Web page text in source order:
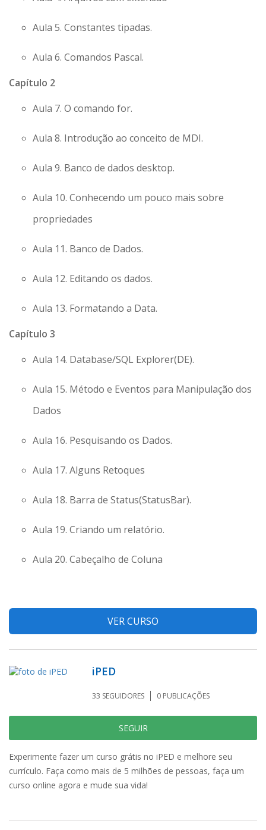
Aula 5. Constantes tipadas.
Aula 6. Comandos Pascal.
Capítulo 2
Aula 7. O comando for.
Aula 8. Introdução ao conceito de MDI.
Aula 9. Banco de dados desktop.
Aula 10. Conhecendo um pouco mais sobre
propriedades
Aula 11. Banco de Dados.
Aula 12. Editando os dados.
Aula 13. Formatando a Data.
Capítulo 3
Aula 14. Database/SQL Explorer(DE).
Aula 15. Método e Eventos para Manipulação dos
Dados
Aula 16. Pesquisando os Dados.
Aula 17. Alguns Retoques
Aula 18. Barra de Status(StatusBar).
Aula 19. Criando um relatório.
Aula 20. Cabeçalho de Coluna
VER CURSO
iPED
33 SEGUIDORES 0 PUBLICAÇÕES
SEGUIR
Experimente fazer um curso grátis no iPED e melhore seu
currículo. Faça como mais de 5 milhões de pessoas, faça um
curso online agora e mude sua vida!